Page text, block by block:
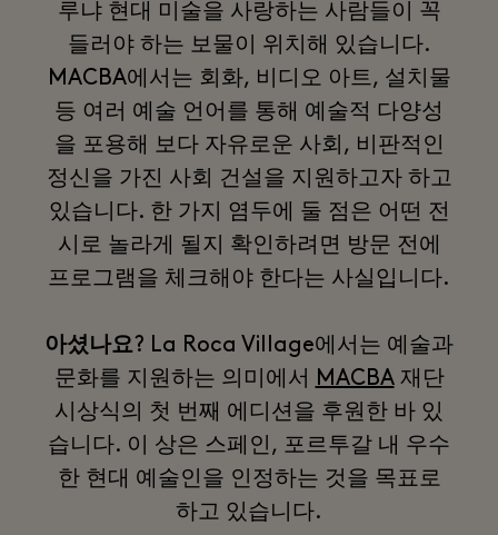
루냐 현대 미술을 사랑하는 사람들이 꼭
들러야 하는 보물이 위치해 있습니다.
MACBA에서는 회화, 비디오 아트, 설치물
등 여러 예술 언어를 통해 예술적 다양성
을 포용해 보다 자유로운 사회, 비판적인
정신을 가진 사회 건설을 지원하고자 하고
있습니다. 한 가지 염두에 둘 점은 어떤 전
시로 놀라게 될지 확인하려면 방문 전에
프로그램을 체크해야 한다는 사실입니다.
아셨나요? La Roca Village에서는 예술과
문화를 지원하는 의미에서 MACBA재단
시상식의 첫 번째 에디션을 후원한 바 있
습니다. 이 상은 스페인, 포르투갈 내 우수
한 현대 예술인을 인정하는 것을 목표로
하고 있습니다.